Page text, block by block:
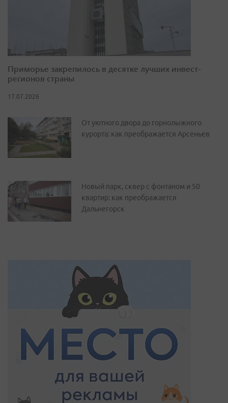
Приморье закрепилось в десятке лучших инвест-
регионов страны
17.07.2026
От уютного двора до горнолыжного
курорта: как преображается Арсеньев
Новый парк, сквер с фонтаном и 50
квартир: как преображается
Дальнегорск